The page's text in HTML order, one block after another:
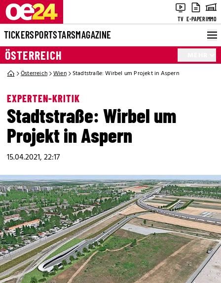
TV E-PAPERIMMO
TICKERSPORTSTARSMAGAZINE
ÖSTERREICH
Österreich Wien Stadtstraße: Wirbel um Projekt in Aspern
EXPERTEN-KRITIK
Stadtstraße: Wirbel um
Projekt in Aspern
15.04.2021, 22:17